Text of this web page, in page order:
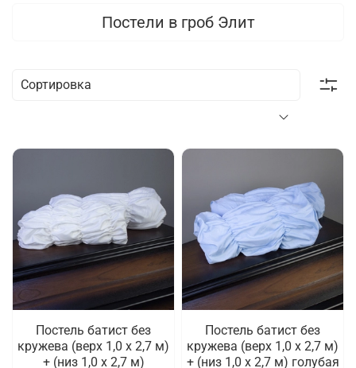
Постели в гроб Элит
Постель батист без
кружева (верх 1,0 х 2,7 м)
+ (низ 1,0 х 2,7 м)
Постель батист без
кружева (верх 1,0 х 2,7 м)
+ (низ 1,0 х 2,7 м) голубая